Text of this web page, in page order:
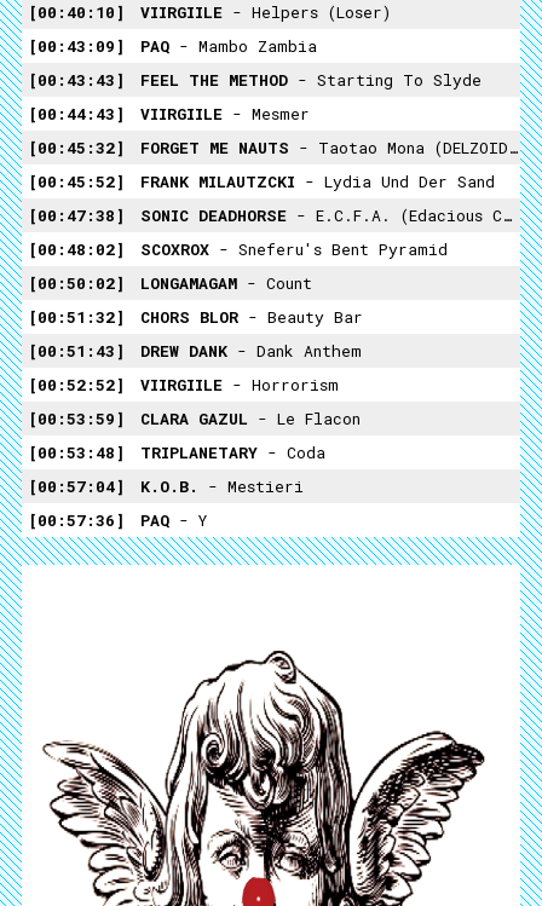
00:40:10
VIIRGIILE - Helpers (loser)
00:43:09
PAQ - Mambo Zambia
00:43:43
FEEL THE METHOD - Starting To Slyde
00:44:43
VIIRGIILE - Mesmer
00:45:32
FORGET ME NAUTS - Taotao Mona (DELZOID Weeping Zombie Remix)
00:45:52
FRANK MILAUTZCKI - Lydia Und Der Sand
00:47:38
SONIC DEADHORSE - E.C.F.A. (Edacious China Fucking Asshole)
00:48:02
SCOXROX - Sneferu's Bent Pyramid
00:50:02
LONGAMAGAM - Count
00:51:32
CHORS BLOR - Beauty Bar
00:51:43
DREW DANK - Dank Anthem
00:52:52
VIIRGIILE - Horrorism
00:53:59
CLARA GAZUL - Le Flacon
00:53:48
TRIPLANETARY - Coda
00:57:04
K.O.B.
- Mestieri
00:57:36
PAQ - Y